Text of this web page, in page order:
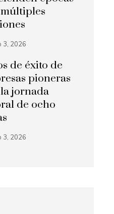
3, 2026
de éxito de
pioneras
jornada
de ocho
3, 2026